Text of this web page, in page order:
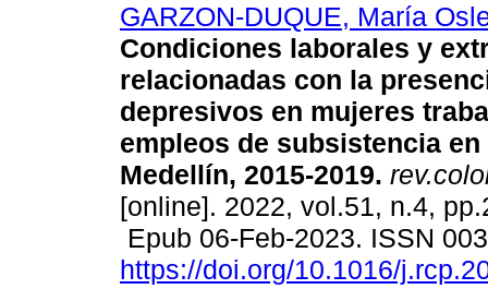
GARZON-DUQUE, María
Condiciones laborales y
relacionadas con la
depresivos en mujeres
empleos de subsistencia
Medellín, 2015-2019.
[online]. 2022, vol.51, n.4,
Epub 06-Feb-2023. ISSN
https://doi.org/10.1016/